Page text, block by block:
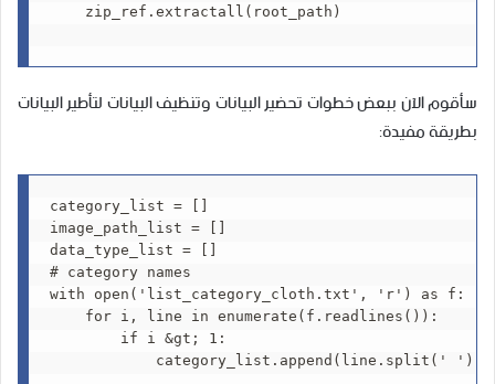
    zip_ref.extractall(root_path)
سأقوم الآن ببعض خطوات تحضير البيانات وتنظيف البيانات لتأطير البيانات
بطريقة مفيدة:
category_list = []
image_path_list = []
data_type_list = []
# category names
with open('list_category_cloth.txt', 'r') as f:
    for i, line in enumerate(f.readlines()):
        if i &gt; 1:
category_list.append(line.split('